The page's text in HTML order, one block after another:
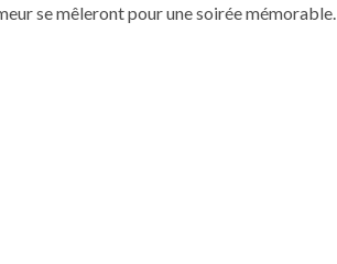
se mêleront pour une soirée mémorable.